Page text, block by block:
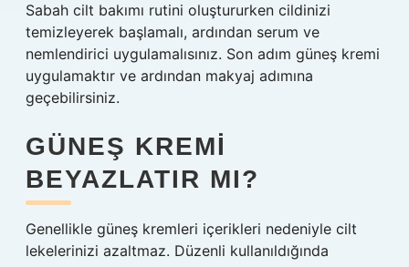
Sabah cilt bakımı rutini oluştururken cildinizi
temizleyerek başlamalı, ardından serum ve
nemlendirici uygulamalısınız. Son adım güneş kremi
uygulamaktır ve ardından makyaj adımına
geçebilirsiniz.
GÜNEŞ KREMI
BEYAZLATIR MI?
Genellikle güneş kremleri içerikleri nedeniyle cilt
lekelerinizi azaltmaz. Düzenli kullanıldığında